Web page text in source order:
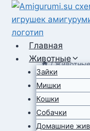
Перейти
содержимому
Главная
Животные
Зайки
Мишки
Кошки
Собачки
Домашние
/ Животные